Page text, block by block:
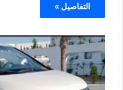
التفاصيل »